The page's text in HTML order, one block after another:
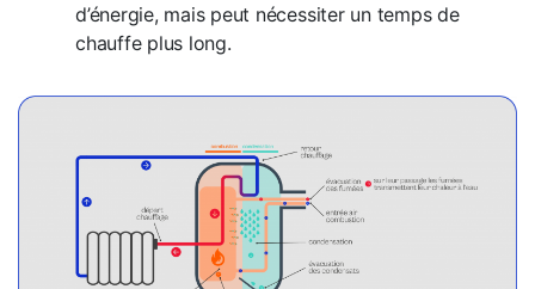
d’énergie, mais peut nécessiter un temps de
chauffe plus long.